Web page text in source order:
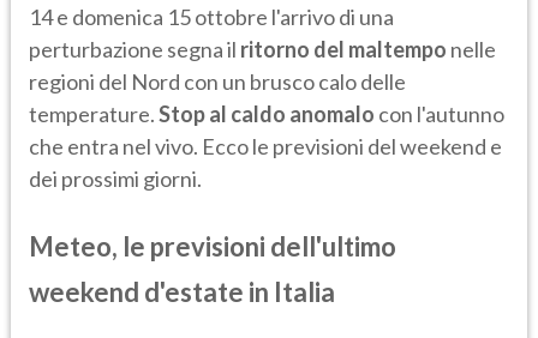
14 e domenica 15 ottobre l'arrivo di una
perturbazione segna il ritorno del maltempo nelle
regioni del Nord con un brusco calo delle
temperature.Stop al caldo anomalo con l'autunno
che entra nel vivo. Ecco le previsioni del weekend e
dei prossimi giorni.
Meteo, le previsioni dell'ultimo
weekend d'estate in Italia